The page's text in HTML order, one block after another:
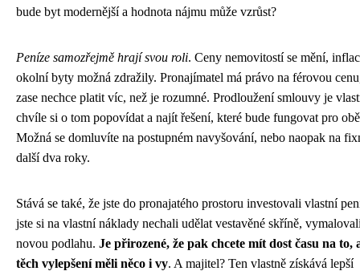
bude byt modernější a hodnota nájmu může vzrůst?
Peníze samozřejmě hrají svou roli. Ceny nemovitostí se mění,
okolní byty možná zdražily. Pronajímatel má právo na férovou
zase nechce platit víc, než je rozumné. Prodloužení smlouvy je
chvíle si o tom popovídat a najít řešení, které bude fungovat pro
Možná se domluvíte na postupném navyšování, nebo naopak na
další dva roky.
Stává se také, že jste do pronajatého prostoru investovali vlastní
jste si na vlastní náklady nechali udělat vestavěné skříně,
novou podlahu. Je přirozené, že pak chcete mít dost času na to,
těch vylepšení měli něco i vy. A majitel? Ten vlastně získává lepší